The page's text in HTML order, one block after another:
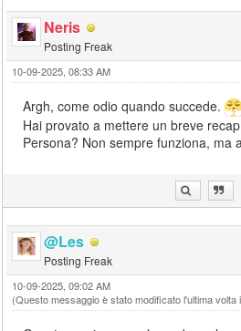
Neris
Posting Freak
10-09-2025, 08:33 AM
Argh, come odio quando succede.
Hai provato a mettere un breve
Persona? Non sempre funziona, ma
@Les
Posting Freak
10-09-2025, 09:02 AM
(Questo messaggio è stato modificato l'ultima